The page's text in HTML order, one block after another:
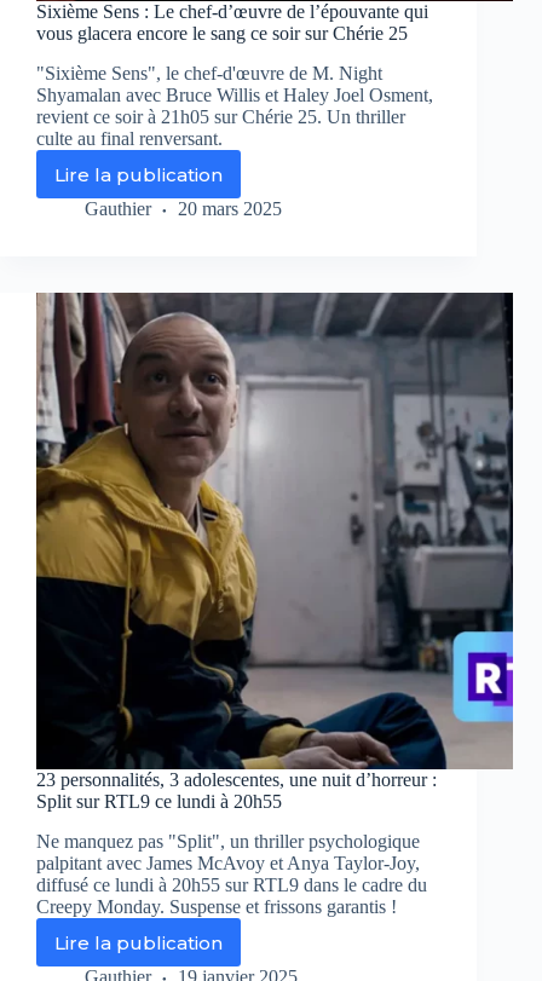
Sixième Sens : Le chef-d’œuvre de l’épouvante qui
vous glacera encore le sang ce soir sur Chérie 25
"Sixième Sens", le chef-d'œuvre de M. Night
Shyamalan avec Bruce Willis et Haley Joel Osment,
revient ce soir à 21h05 sur Chérie 25. Un thriller
culte au final renversant.
Lire la publication
Sixième
Sens
d’œuvre
de
l’épouvante
qui
vous
glacera
encore
le
sang
ce
soir
sur
Chérie
25
Gauthier 20 mars 2025
23 personnalités, 3 adolescentes, une nuit d’horreur :
Split sur RTL9 ce lundi à 20h55
Ne manquez pas "Split", un thriller psychologique
palpitant avec James McAvoy et Anya Taylor-Joy,
diffusé ce lundi à 20h55 sur RTL9 dans le cadre du
Creepy Monday. Suspense et frissons garantis !
Lire la publication
23
personnalités,